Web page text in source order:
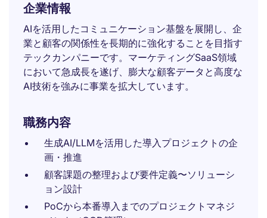
企業情報
AIを活用したコミュニケーション基盤を展開し、企
業と顧客の関係性を長期的に強化することを目指す
テックカンパニーです。マーケティングSaaS領域
において急成長を遂げ、膨大な顧客データと高度な
AI技術を強みに事業を拡大しています。
職務内容
生成AI/LLMを活用した導入プロジェクトの企
画・推進
顧客課題の整理および要件定義〜ソリューシ
ョン設計
PoCから本番導入までのプロジェクトマネジ